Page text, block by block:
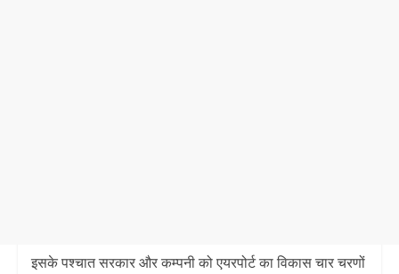
इसके पश्चात सरकार और कम्पनी को एयरपोर्ट का विकास चार चरणों